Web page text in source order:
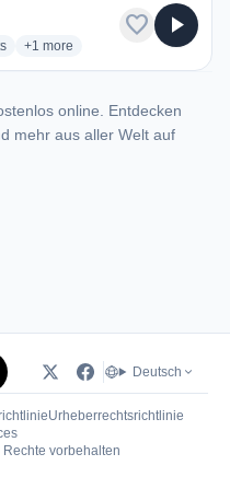
stations
radio stations
+1 more genres for TELUS FM
more
favorite play_arrow
online. Entdecken
mehr aus aller Welt auf
Deutsch
Urheberrechtsrichtlinie
(öffnet in neuem Tab)
vorbehalten